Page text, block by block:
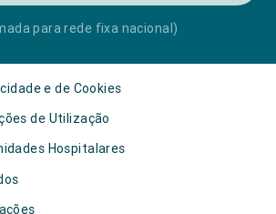
para rede fixa nacional)
e de Cookies
de Utilização
Hospitalares